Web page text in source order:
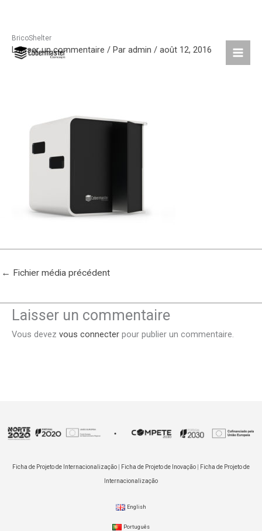
AllerBricoShelter
Laisser un commentaire / Par admin / août 12, 2016
← Fichier média précédent
Laisser un commentaire
Vous devez vous connecter pour publier un commentaire.
Ficha de Projeto de Internacionalização Ficha de Projeto de Inovação Ficha de Projeto de
Internacionalização
English
Português